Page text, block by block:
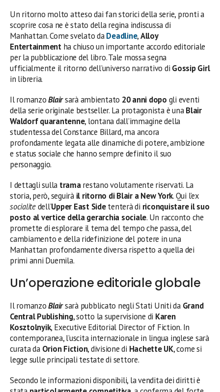
Un ritorno molto atteso dai fan storici della serie, pronti a
scoprire cosa ne è stato della regina indiscussa di
Manhattan. Come svelato daDeadline,Alloy
Entertainmentha chiuso un importante accordo editoriale
per la pubblicazione del libro. Tale mossa segna
ufficialmente il ritorno dell’universo narrativo di Gossip Girl
in libreria.
Il romanzoBlairsarà ambientato 20 anni dopo gli eventi
della serie originale bestseller. La protagonista è unaBlair
Waldorf quarantenne, lontana dall’immagine della
studentessa del Constance Billard, ma ancora
profondamente legata alle dinamiche di potere, ambizione
e status sociale che hanno sempre definito il suo
personaggio.
I dettagli sulla tramarestano volutamente riservati. La
storia, però, seguirà il ritorno di Blair a New York. Qui l’ex
socialitedell’Upper East Sidetenterà di riconquistare il suo
posto al vertice della gerarchia sociale. Un racconto che
promette di esplorare il tema del tempo che passa, del
cambiamento e della ridefinizione del potere in una
Manhattan profondamente diversa rispetto a quella dei
primi anni Duemila.
Un’operazione editoriale globale
Il romanzoBlairsarà pubblicato negli Stati Uniti da Grand
Central Publishing, sotto la supervisione di Karen
Kosztolnyik, Executive Editorial Director of Fiction. In
contemporanea, l’uscita internazionale in lingua inglese sarà
curata da Orion Fiction, divisione di Hachette UK, come si
legge sulle principali testate di settore.
Secondo le informazioni disponibili, la vendita dei diritti è